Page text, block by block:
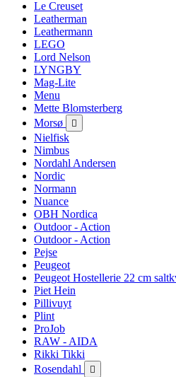
Le Creuset
Leatherman
Leathermann
LEGO
Lord Nelson
LYNGBY
Mag-Lite
Menu
Mette Blomsterberg
Morsø

Nielfisk
Nimbus
Nordahl Andersen
Nordic
Normann
Nuance
OBH Nordica
Outdoor - Action
Outdoor - Action
Pejse
Peugeot
Peugeot Hostellerie 22 cm
Piet Hein
Pillivuyt
Plint
ProJob
RAW - AIDA
Rikki Tikki
Rosendahl
